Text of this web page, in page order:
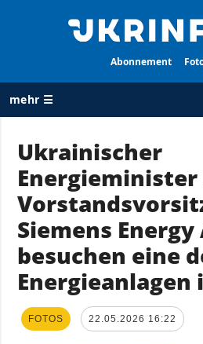
Abonnement
mehr ☰
ALLE
RUBRIKEN
Krieg
Wiederaufbau
der Ukraine
Politik
Wirtschaft
Militär
Ukrainischer
Energieminister
Siemens Energy
besuchen eine
Energieanlagen
FOTOS 22.05.2026 16:22